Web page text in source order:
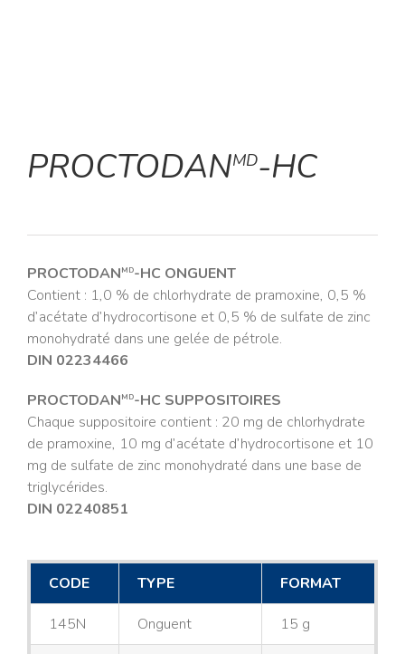
PROCTODANMD-HC
PROCTODANMD-HC ONGUENT
Contient : 1,0 % de chlorhydrate de pramoxine, 0,5 %
d’acétate d’hydrocortisone et 0,5 % de sulfate de zinc
monohydraté dans une gelée de pétrole.
DIN 02234466
PROCTODANMD-HC SUPPOSITOIRES
Chaque suppositoire contient : 20 mg de chlorhydrate
de pramoxine, 10 mg d’acétate d’hydrocortisone et 10
mg de sulfate de zinc monohydraté dans une base de
triglycérides.
DIN 02240851
CODE TYPE FORMAT
145N Onguent 15 g